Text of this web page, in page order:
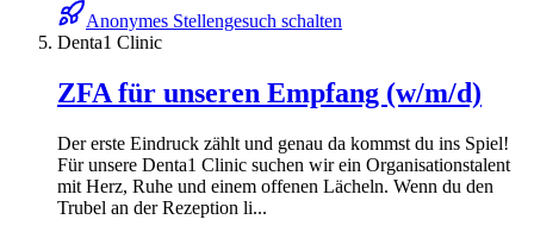
Anonymes Stellengesuch schalten
Denta1 Clinic
ZFA für unseren Empfang (w/m/d)
Der erste Eindruck zählt und genau da kommst du ins Spiel!
Für unsere Denta1 Clinic suchen wir ein Organisationstalent
mit Herz, Ruhe und einem offenen Lächeln. Wenn du den
Trubel an der Rezeption li...